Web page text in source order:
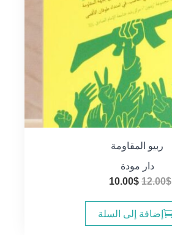
ربيو المقاومة
دار مودة
12.00$
السعر
هو:
12.00$.
10.00$
هو:
10.00$.
إضافة إلى السلة